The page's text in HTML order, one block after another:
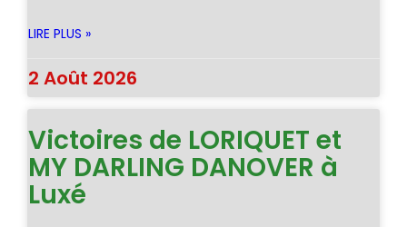
LIRE PLUS »
2 Août 2026
Victoires de LORIQUET et
MY DARLING DANOVER à
Luxé